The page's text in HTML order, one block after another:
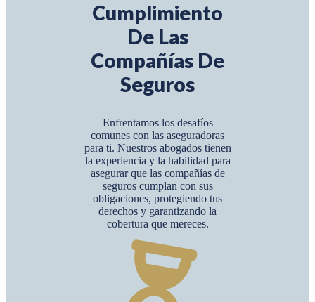
Cumplimiento
De Las
Compañías De
Seguros
Enfrentamos los desafíos
comunes con las aseguradoras
para ti. Nuestros abogados tienen
la experiencia y la habilidad para
asegurar que las compañías de
seguros cumplan con sus
obligaciones, protegiendo tus
derechos y garantizando la
cobertura que mereces.